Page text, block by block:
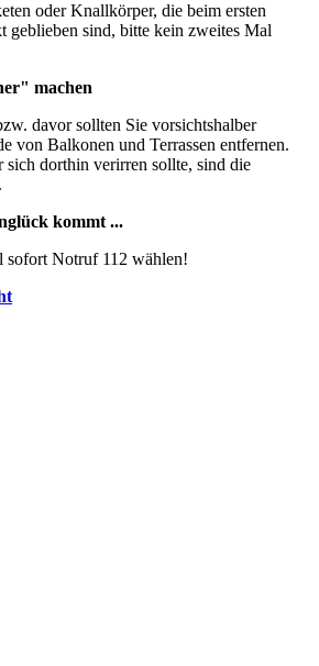
oder Knallkörper, die beim ersten
geblieben sind, bitte kein zweites Mal
machen
davor sollten Sie vorsichtshalber
von Balkonen und Terrassen entfernen.
sich dorthin verirren sollte, sind die
kommt ...
Notruf 112 wählen!